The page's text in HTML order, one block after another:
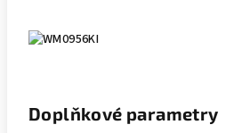
Doplňkové parametry